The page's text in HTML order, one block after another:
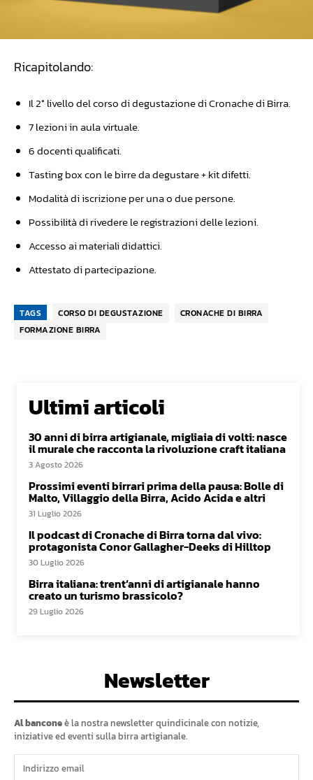
Ricapitolando:
Il 2° livello del corso di degustazione di Cronache di Birra.
7 lezioni in aula virtuale.
6 docenti qualificati.
Tasting box con le birre da degustare + kit difetti.
Modalità di iscrizione per una o due persone.
Possibilità di rivedere le registrazioni delle lezioni.
Accesso ai materiali didattici.
Attestato di partecipazione.
TAGS CORSO DI DEGUSTAZIONE
CRONACHE DI BIRRA
FORMAZIONE BIRRA
Ultimi articoli
30 anni di birra artigianale, migliaia di volti: nasce
il murale che racconta la rivoluzione craft italiana
3 Agosto 2026
Prossimi eventi birrari prima della pausa: Bolle di
Malto, Villaggio della Birra, Acido Acida e altri
31 Luglio 2026
Il podcast di Cronache di Birra torna dal vivo:
protagonista Conor Gallagher-Deeks di Hilltop
30 Luglio 2026
Birra italiana: trent’anni di artigianale hanno
creato un turismo brassicolo?
29 Luglio 2026
Newsletter
Al banconeè la nostra newsletter quindicinale con notizie,
iniziative ed eventi sulla birra artigianale.